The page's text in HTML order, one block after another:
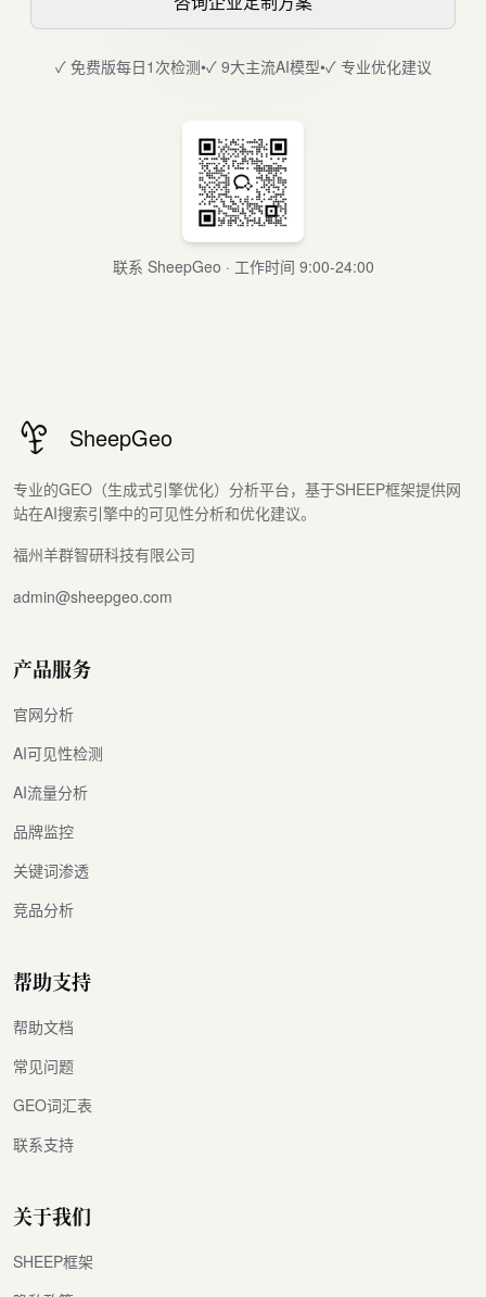
✓ 免费版每日1次检测•✓ 9大主流AI模型•✓ 专业优化建议
联系 SheepGeo · 工作时间 9:00-24:00
SheepGeo
专业的GEO（生成式引擎优化）分析平台，基于SHEEP框架提供网
站在AI搜索引擎中的可见性分析和优化建议。
福州羊群智研科技有限公司
admin@sheepgeo.com
产品服务
官网分析
AI可见性检测
AI流量分析
品牌监控
关键词渗透
竞品分析
帮助支持
帮助文档
常见问题
GEO词汇表
联系支持
关于我们
SHEEP框架